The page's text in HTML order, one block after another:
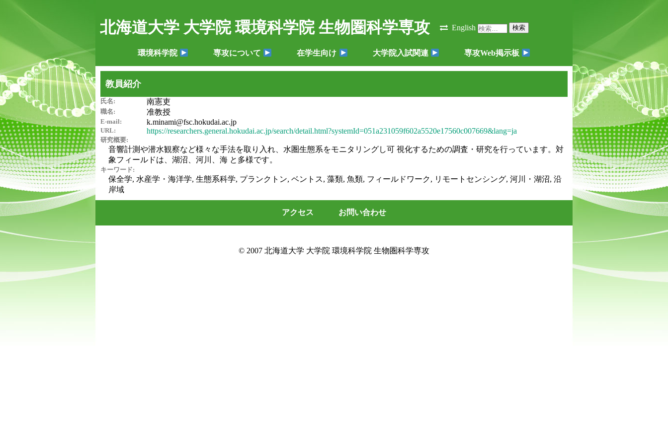
北海道大学 大学院 環境科学院 生物圏科学専攻 English 検
索:
環境科学院 専攻について 在学生向け 大学院入試関連 専攻Web掲示板
教員紹介
氏名: 南憲吏
職名: 准教授
E-mail: k.minami@fsc.hokudai.ac.jp
URL: https://researchers.general.hokudai.ac.jp/search/detail.html?systemId=051a231059f602a5520e17560c007669&lang=ja
研究概要:
音響計測や潜水観察など様々な手法を取り入れ、水圏生態系をモニタリングし可 視化するための調査・研究を行っています。対
象フィールドは、湖沼、河川、海 と多様です。
キーワード:
保全学, 水産学・海洋学, 生態系科学, プランクトン, ベントス, 藻類, 魚類, フィールドワーク, リモートセンシング, 河川・湖沼, 沿
岸域
アクセス お問い合わせ
© 2007 北海道大学 大学院 環境科学院 生物圏科学専攻